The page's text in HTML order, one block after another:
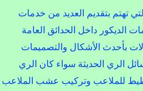
تهتم بتقديم العديد من خدمات
الديكور داخل الحدائق العامة
بأحدث الأشكال والتصميمات
الري الحديثة سواء كان الري
للملاعب وتركيب عشب الملاعب